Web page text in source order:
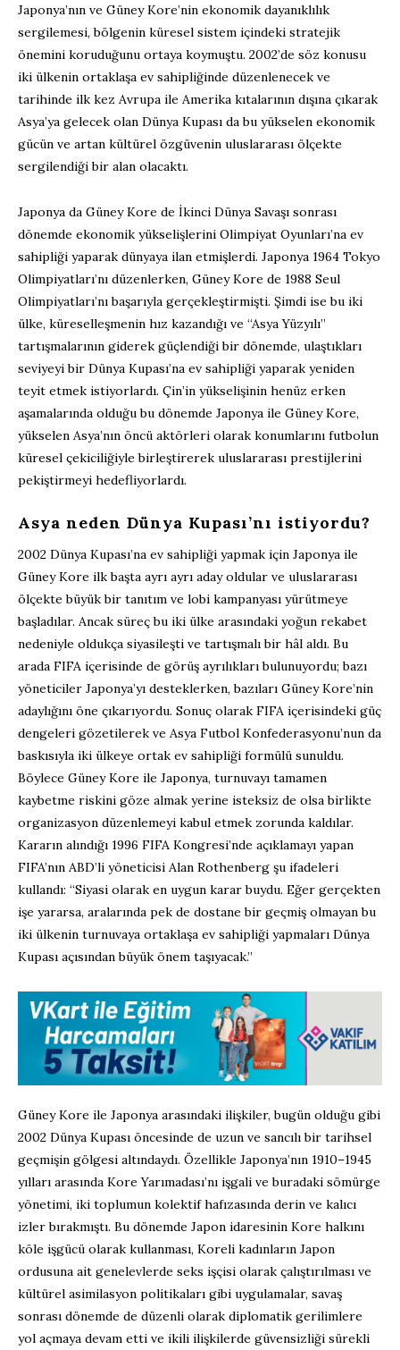
Japonya’nın ve Güney Kore’nin ekonomik dayanıklılık
sergilemesi, bölgenin küresel sistem içindeki stratejik
önemini koruduğunu ortaya koymuştu. 2002’de söz konusu
iki ülkenin ortaklaşa ev sahipliğinde düzenlenecek ve
tarihinde ilk kez Avrupa ile Amerika kıtalarının dışına çıkarak
Asya’ya gelecek olan Dünya Kupası da bu yükselen ekonomik
gücün ve artan kültürel özgüvenin uluslararası ölçekte
sergilendiği bir alan olacaktı.
Japonya da Güney Kore de İkinci Dünya Savaşı sonrası
dönemde ekonomik yükselişlerini Olimpiyat Oyunları’na ev
sahipliği yaparak dünyaya ilan etmişlerdi. Japonya 1964 Tokyo
Olimpiyatları’nı düzenlerken, Güney Kore de 1988 Seul
Olimpiyatları’nı başarıyla gerçekleştirmişti. Şimdi ise bu iki
ülke, küreselleşmenin hız kazandığı ve “Asya Yüzyılı”
tartışmalarının giderek güçlendiği bir dönemde, ulaştıkları
seviyeyi bir Dünya Kupası’na ev sahipliği yaparak yeniden
teyit etmek istiyorlardı. Çin’in yükselişinin henüz erken
aşamalarında olduğu bu dönemde Japonya ile Güney Kore,
yükselen Asya’nın öncü aktörleri olarak konumlarını futbolun
küresel çekiciliğiyle birleştirerek uluslararası prestijlerini
pekiştirmeyi hedefliyorlardı.
Asya neden Dünya Kupası’nı istiyordu?
2002 Dünya Kupası’na ev sahipliği yapmak için Japonya ile
Güney Kore ilk başta ayrı ayrı aday oldular ve uluslararası
ölçekte büyük bir tanıtım ve lobi kampanyası yürütmeye
başladılar. Ancak süreç bu iki ülke arasındaki yoğun rekabet
nedeniyle oldukça siyasileşti ve tartışmalı bir hâl aldı. Bu
arada FIFA içerisinde de görüş ayrılıkları bulunuyordu; bazı
yöneticiler Japonya’yı desteklerken, bazıları Güney Kore’nin
adaylığını öne çıkarıyordu. Sonuç olarak FIFA içerisindeki güç
dengeleri gözetilerek ve Asya Futbol Konfederasyonu’nun da
baskısıyla iki ülkeye ortak ev sahipliği formülü sunuldu.
Böylece Güney Kore ile Japonya, turnuvayı tamamen
kaybetme riskini göze almak yerine isteksiz de olsa birlikte
organizasyon düzenlemeyi kabul etmek zorunda kaldılar.
Kararın alındığı 1996 FIFA Kongresi’nde açıklamayı yapan
FIFA’nın ABD’li yöneticisi Alan Rothenberg şu ifadeleri
kullandı: “Siyasi olarak en uygun karar buydu. Eğer gerçekten
işe yararsa, aralarında pek de dostane bir geçmiş olmayan bu
iki ülkenin turnuvaya ortaklaşa ev sahipliği yapmaları Dünya
Kupası açısından büyük önem taşıyacak.”
Güney Kore ile Japonya arasındaki ilişkiler, bugün olduğu gibi
2002 Dünya Kupası öncesinde de uzun ve sancılı bir tarihsel
geçmişin gölgesi altındaydı. Özellikle Japonya’nın 1910–1945
yılları arasında Kore Yarımadası’nı işgali ve buradaki sömürge
yönetimi, iki toplumun kolektif hafızasında derin ve kalıcı
izler bırakmıştı. Bu dönemde Japon idaresinin Kore halkını
köle işgücü olarak kullanması, Koreli kadınların Japon
ordusuna ait genelevlerde seks işçisi olarak çalıştırılması ve
kültürel asimilasyon politikaları gibi uygulamalar, savaş
sonrası dönemde de düzenli olarak diplomatik gerilimlere
yol açmaya devam etti ve ikili ilişkilerde güvensizliği sürekli